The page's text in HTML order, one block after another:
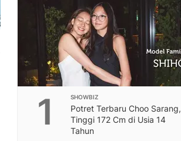
1 SHOWBIZ
Potret Terbaru Choo Sarang,
Tinggi 172 Cm di Usia 14
Tahun